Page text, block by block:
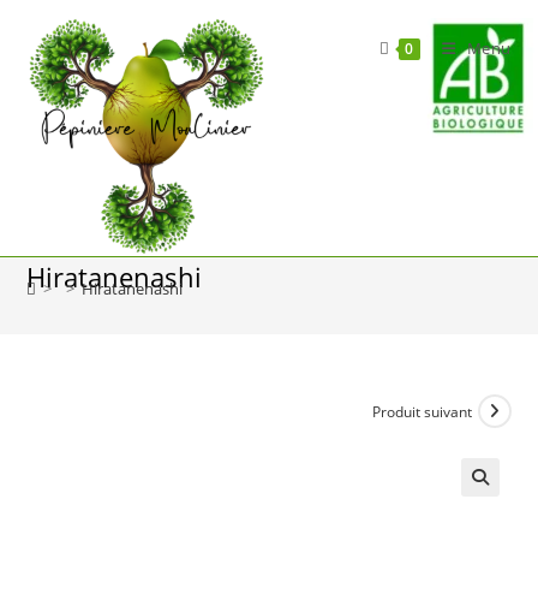
content
0 Menu
Hiratanenashi
> > Hiratanenashi
Produit suivant